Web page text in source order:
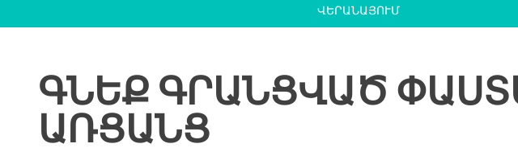
ՎԵՐԱՆԱՅՈՒՄ
ԳՆԵՔ ԳՐԱՆՑՎԱԾ
ԱՌՑԱՆՑ